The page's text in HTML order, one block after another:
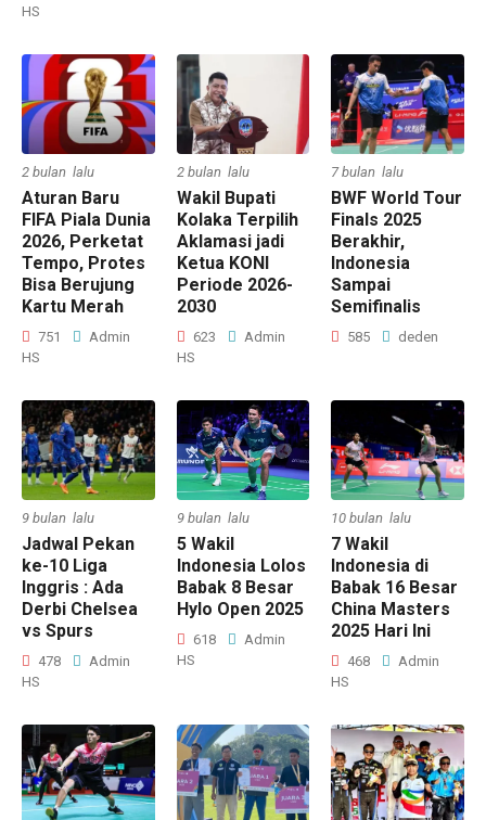
HS
2 bulan lalu
Aturan Baru
FIFA Piala Dunia
2026, Perketat
Tempo, Protes
Bisa Berujung
Kartu Merah
751
Admin
HS
2 bulan lalu
Wakil Bupati
Kolaka Terpilih
Aklamasi jadi
Ketua KONI
Periode 2026-
2030
623
Admin
HS
7 bulan lalu
BWF World Tour
Finals 2025
Berakhir,
Indonesia
Sampai
Semifinalis
585 deden
9 bulan lalu
Jadwal Pekan
ke-10 Liga
Inggris : Ada
Derbi Chelsea
vs Spurs
478
Admin
HS
9 bulan lalu
5 Wakil
Indonesia Lolos
Babak 8 Besar
Hylo Open 2025
618
Admin
HS
10 bulan lalu
7 Wakil
Indonesia di
Babak 16 Besar
China Masters
2025 Hari Ini
468
Admin
HS